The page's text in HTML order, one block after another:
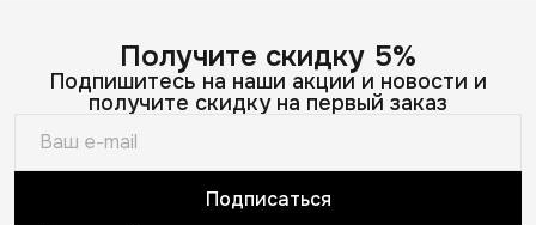
Получите скидку 5%
Подпишитесь на наши акции и новости и
получите скидку на первый заказ
Подписаться